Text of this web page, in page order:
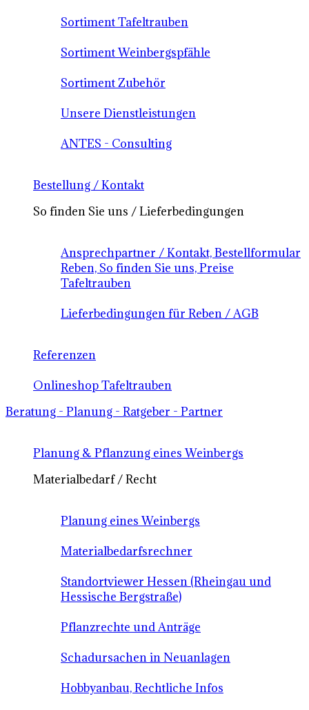
Sortiment Tafeltrauben
Sortiment Weinbergspfähle
Sortiment Zubehör
Unsere Dienstleistungen
ANTES - Consulting
Bestellung / Kontakt
So finden Sie uns / Lieferbedingungen
Ansprechpartner / Kontakt, Bestellformular
Reben, So finden Sie uns, Preise
Tafeltrauben
Lieferbedingungen für Reben / AGB
Referenzen
Onlineshop Tafeltrauben
Beratung - Planung - Ratgeber - Partner
Planung & Pflanzung eines Weinbergs
Materialbedarf / Recht
Planung eines Weinbergs
Materialbedarfsrechner
Standortviewer Hessen (Rheingau und
Hessische Bergstraße)
Pflanzrechte und Anträge
Schadursachen in Neuanlagen
Hobbyanbau, Rechtliche Infos